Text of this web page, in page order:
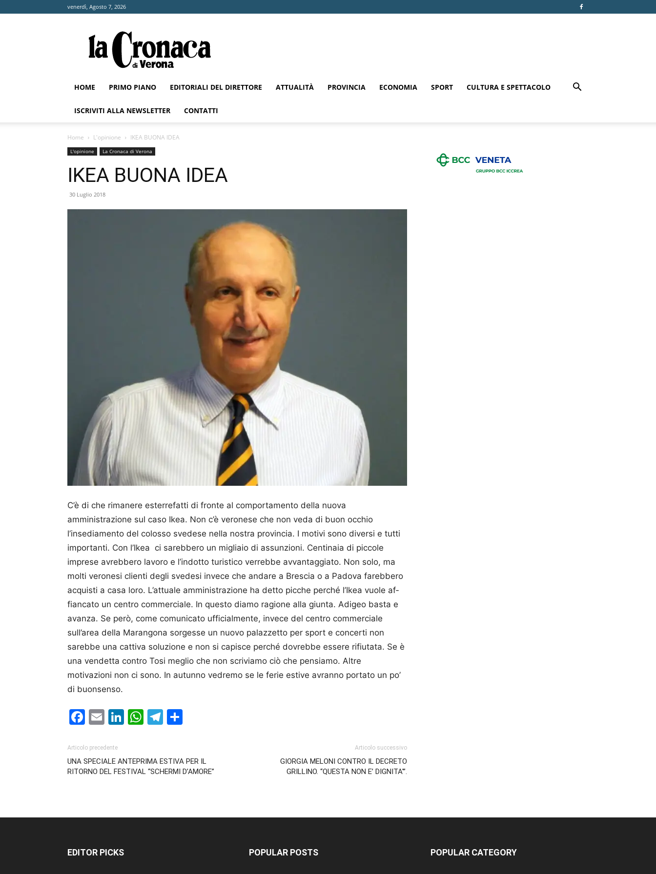
venerdì, Agosto 7, 2026
Cronaca
di
Verona
HOME PRIMO PIANO EDITORIALI DEL DIRETTORE ATTUALITÀ PROVINCIA ECONOMIA SPORT CULTURA E SPETTACOLO
ISCRIVITI ALLA NEWSLETTER CONTATTI
Home L'opinione IKEA BUONA IDEA
L'opinione La Cronaca di Verona
IKEA BUONA IDEA
30 Luglio 2018
C’è di che rimanere esterrefatti di fronte al comportamento della nuova
amministrazione sul caso Ikea. Non c’è veronese che non veda di buon occhio
l’insediamento del colosso svedese nella nostra provincia. I motivi sono diversi e tutti
importanti. Con l’Ikea ci sa­rebbero un migliaio di assunzioni. Centinaia di piccole
imprese avrebbero lavoro e l’indotto turistico verrebbe avvantaggiato. Non solo, ma
molti ve­ronesi clien­ti degli svedesi invece che andare a Brescia o a Pa­dova fa­rebbero
acquisti a casa loro. L’attuale amministrazione ha det­to picche perché l’Ikea vuole af­
fiancato un centro commerciale. In questo diamo ragione alla giunta. Adigeo basta e
avanza. Se però, come comunicato ufficialmente, invece del centro commerciale
sull’area della Ma­ran­go­na sorgesse un nuovo palazzetto per sport e concerti non
sarebbe una cattiva soluzione e non si capisce perché do­vrebbe essere rifiutata. Se è
una vendetta contro Tosi meglio che non scriviamo ciò che pensiamo. Altre
motivazioni non ci sono. In autunno vedremo se le ferie estive avranno portato un po’
di buonsenso.
Facebook
EmailLinkedIn
WhatsApp
Telegram
Articolo precedente
UNA SPECIALE ANTEPRIMA ESTIVA PER IL
RITORNO DEL FESTIVAL “SCHERMI D’AMORE”
Articolo successivo
GIORGIA MELONI CONTRO IL DECRETO
GRILLINO. “QUESTA NON E’ DIGNITA'”.
EDITOR PICKS POPULAR POSTS POPULAR CATEGORY